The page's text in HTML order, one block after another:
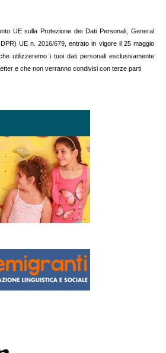
UE sulla Protezione dei Dati Personali, General
UE n. 2016/679 , entrato in vigore il 25 maggio
utilizzeremo i tuoi dati personali esclusivamente
e che non verranno condivisi con terze parti